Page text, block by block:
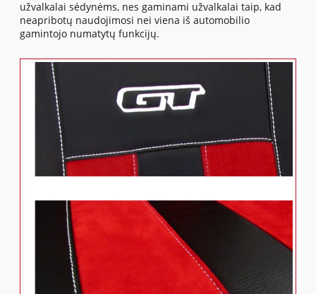
užvalkalai sėdynėms, nes gaminami užvalkalai taip, kad
neapribotų naudojimosi nei viena iš automobilio
gamintojo numatytų funkcijų.